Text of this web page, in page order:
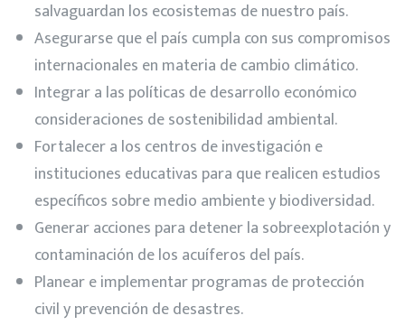
salvaguardan los ecosistemas de nuestro país.
Asegurarse que el país cumpla con sus compromisos
internacionales en materia de cambio climático.
Integrar a las políticas de desarrollo económico
consideraciones de sostenibilidad ambiental.
Fortalecer a los centros de investigación e
instituciones educativas para que realicen estudios
específicos sobre medio ambiente y biodiversidad.
Generar acciones para detener la sobreexplotación y
contaminación de los acuíferos del país.
Planear e implementar programas de protección
civil y prevención de desastres.